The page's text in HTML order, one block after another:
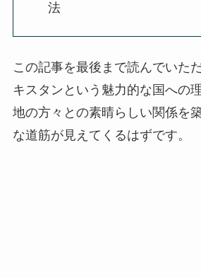
法
この記事を最後まで読んでいた
キスタンという魅力的な国への
地の方々との素晴らしい関係を
な道筋が見えてくるはずです。